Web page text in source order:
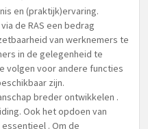
en (praktijk)ervaring.
de RAS een bedrag
van werknemers te
in de gelegenheid te
volgen voor andere functies
zijn.
breder ontwikkelen .
Ook het opdoen van
. Om de